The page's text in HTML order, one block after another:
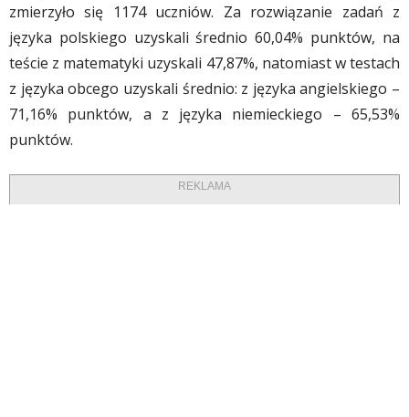
zmierzyło się 1174 uczniów. Za rozwiązanie zadań z
języka polskiego uzyskali średnio 60,04% punktów, na
teście z matematyki uzyskali 47,87%, natomiast w testach
z języka obcego uzyskali średnio: z języka angielskiego –
71,16% punktów, a z języka niemieckiego – 65,53%
punktów.
REKLAMA